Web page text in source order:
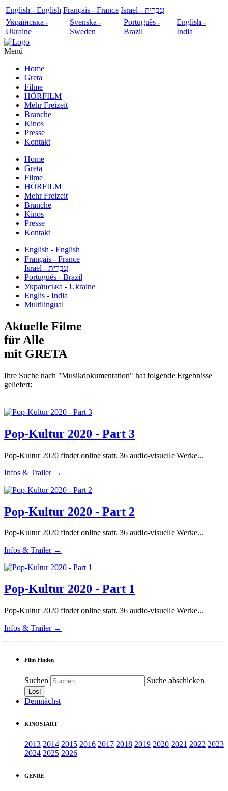
English - English Français - France
עִבְרִית - Israel
Українська -
Ukraine
Svenska -
Sweden
Português -
Brazil
English -
India
Menü
Home
Greta
Filme
HÖRFILM
Mehr Freizeit
Branche
Kinos
Presse
Kontakt
Home
Greta
Filme
HÖRFILM
Mehr Freizeit
Branche
Kinos
Presse
Kontakt
English - English
Français - France
עִבְרִית - Israel
Português - Brazil
Українська - Ukraine
Englis - India
Multilingual
Aktuelle Filme
für Alle
mit GRETA
Ihre Suche nach "Musikdokumentation" hat folgende Ergebnisse
geliefert:
Pop-Kultur 2020 - Part 3
Pop-Kultur 2020 findet online statt. 36 audio-visuelle Werke...
Infos & Trailer →
Pop-Kultur 2020 - Part 2
Pop-Kultur 2020 findet online statt. 36 audio-visuelle Werke...
Infos & Trailer →
Pop-Kultur 2020 - Part 1
Pop-Kultur 2020 findet online statt. 36 audio-visuelle Werke...
Infos & Trailer →
Film Finden
Suchen Suche abschicken
Demnächst
KINOSTART
2013 2014 2015 2016 2017 2018 2019 2020 2021 2022 2023
2024 2025 2026
GENRE